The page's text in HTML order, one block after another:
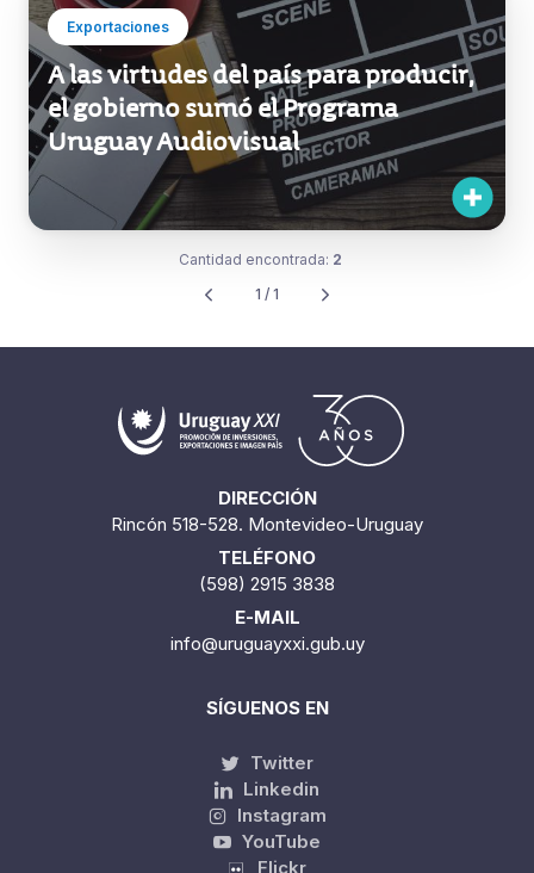
Exportaciones
A las virtudes del país para producir,
el gobierno sumó el Programa
Uruguay Audiovisual
Cantidad encontrada: 2
1 / 1
DIRECCIÓN
Rincón 518-528. Montevideo-Uruguay
TELÉFONO
(598) 2915 3838
E-MAIL
info@uruguayxxi.gub.uy
SÍGUENOS EN
Twitter
Linkedin
Instagram
YouTube
Flickr